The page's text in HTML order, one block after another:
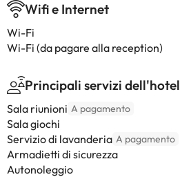
Wifi e Internet
Wi-Fi
Wi-Fi (da pagare alla reception)
Principali servizi dell'hotel
Sala riunioni A pagamento
Sala giochi
Servizio di lavanderia A pagamento
Armadietti di sicurezza
Autonoleggio